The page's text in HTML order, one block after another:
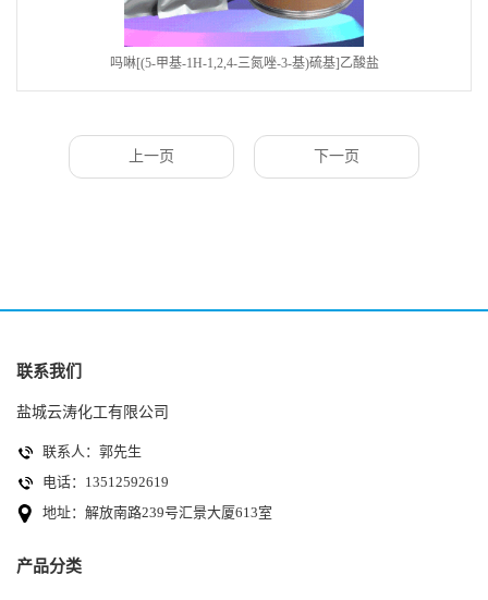
吗啉[(5-甲基-1H-1,2,4-三氮唑-3-基)硫基]乙酸盐
上一页 下一页
联系我们
盐城云涛化工有限公司
联系人：郭先生
电话：13512592619
地址：解放南路239号汇景大厦613室
产品分类